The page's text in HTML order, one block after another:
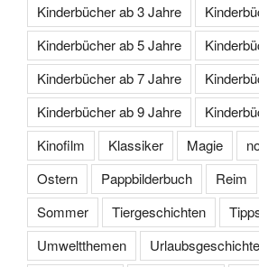
Kinderbücher ab 3 Jahre
Kinderbücher ab 5 Jahre
Kinderbücher ab 7 Jahre
Kinderbücher ab 9 Jahre
Kinofilm
Klassiker Magie
Ostern
Pappbilderbuch Reim
Sommer
Tiergeschichten
Umweltthemen